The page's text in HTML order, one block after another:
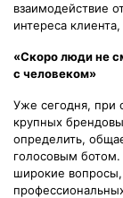
взаимодействие
интереса
«Скоро люди не
с человеком»
Уже сегодня, при
крупных
определить,
голосовым
широкие